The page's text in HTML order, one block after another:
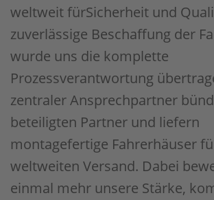
weltweit fürSicherheit und
zuverlässige Beschaffung der
wurde uns die komplette
Prozessverantwortung
zentraler Ansprechpartner
beteiligten Partner und liefern
montagefertige Fahrerhäuser
weltweiten Versand. Dabei
einmal mehr unsere Stärke,